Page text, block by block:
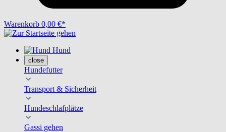
Warenkorb 0,00 €*
Hund
close
Hundefutter
Transport & Sicherheit
Hundeschlafplätze
Gassi gehen